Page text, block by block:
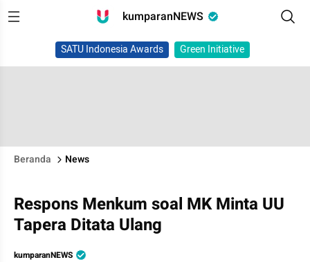
kumparanNEWS
SATU Indonesia Awards Green Initiative
Beranda News
Respons Menkum soal MK Minta UU
Tapera Ditata Ulang
kumparanNEWS